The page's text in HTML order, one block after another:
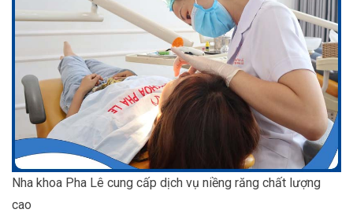
Nha khoa Pha Lê cung cấp dịch vụ niềng răng chất lượng
cao